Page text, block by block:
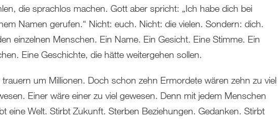
die sprachlos machen. Gott aber spricht: „Ich habe dich bei
Namen gerufen.“ Nicht: euch. Nicht: die vielen. Sondern: dich.
einzelnen Menschen. Ein Name. Ein Gesicht. Eine Stimme. Ein
Eine Geschichte, die hätte weitergehen sollen.
trauern um Millionen. Doch schon zehn Ermordete wären zehn zu viel
Einer wäre einer zu viel gewesen. Denn mit jedem Menschen
eine Welt. Stirbt Zukunft. Sterben Beziehungen. Gedanken. Stirbt